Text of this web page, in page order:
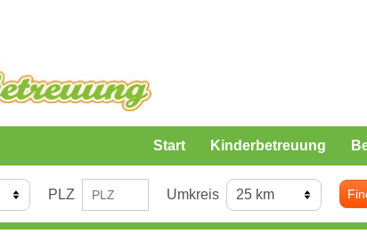
Start Kinderbetreuung
PLZ Umkreis